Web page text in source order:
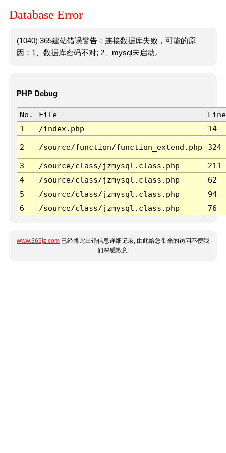
Database Error
(1040) 365建站错误警告：连接数据库失败，可能的原
因：1、数据库密码不对; 2、mysql未启动。
PHP Debug
No. File
Line
1
/index.php 14
2 /source/function/function_extend.php 324
3 /source/class/jzmysql.class.php
211
4
/source/class/jzmysql.class.php
62
5
/source/class/jzmysql.class.php
94
6
/source/class/jzmysql.class.php 76
www.365jz.com 已经将此出错信息详细记录, 由此给您带来的访问不便我
们深感歉意.